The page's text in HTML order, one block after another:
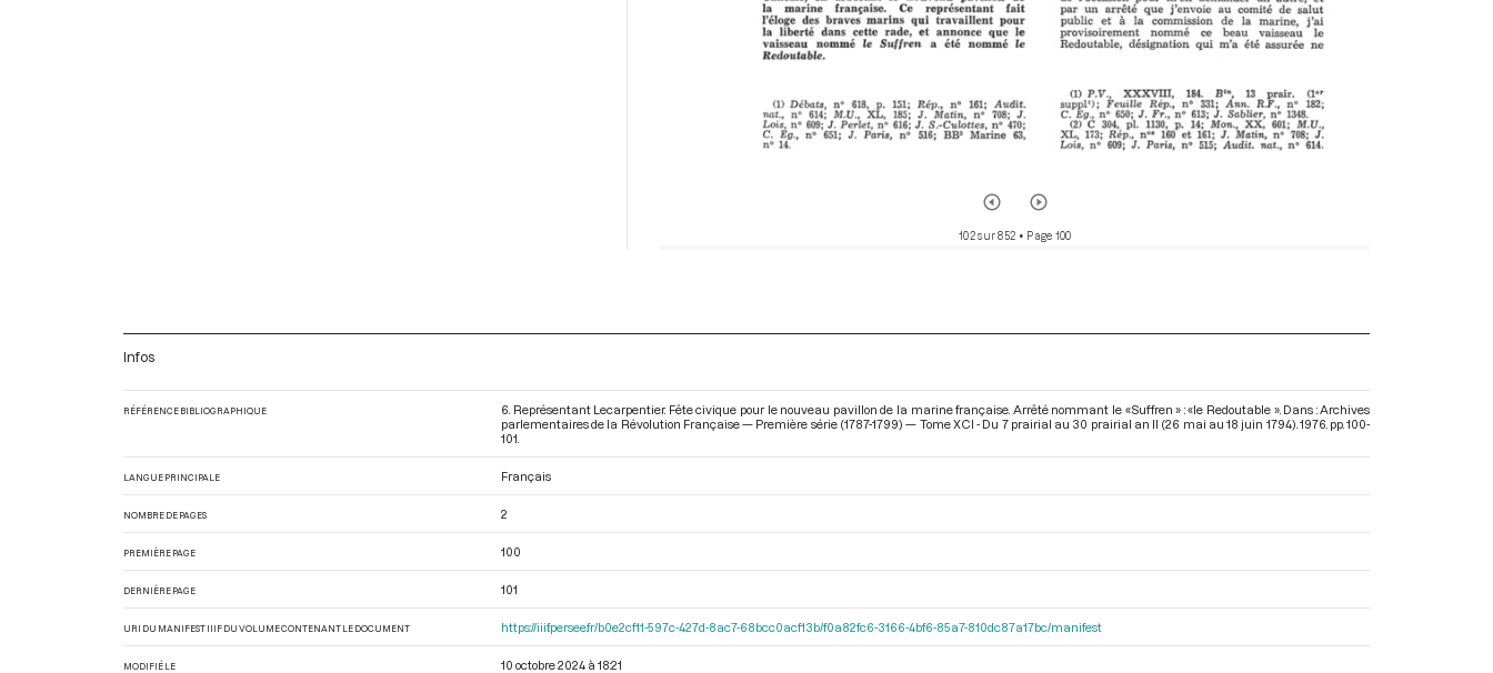
102 sur 852 • Page 100
Infos
RÉFÉRENCE BIBLIOGRAPHIQUE
6. Représentant Lecarpentier. Fête civique pour le nouveau pavillon de la marine française. Arrêté nommant le «Suffren » : «le Redoutable ». Dans : Archives
parlementaires de la Révolution Française — Première série (1787-1799) — Tome XCI - Du 7 prairial au 30 prairial an II (26 mai au 18 juin 1794) . 1976. pp. 100-
101.
LANGUE PRINCIPALE Français
NOMBRE DE PAGES 2
PREMIÈRE PAGE 100
DERNIÈRE PAGE 101
URI DU MANIFEST IIIF DU VOLUME CONTENANT LE DOCUMENT https://iiif.persee.fr/b0e2cf11-597c-427d-8ac7-68bcc0acf13b/f0a82fc6-3166-4bf6-85a7-810dc87a17bc/manifest
MODIFIÉ LE 10 octobre 2024 à 18:21